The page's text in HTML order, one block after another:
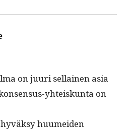
on juuri sel­l­ainen asia
yhteiskun­ta on
huumei­den